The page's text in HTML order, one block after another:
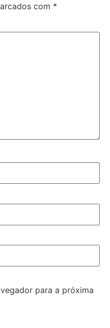
com *
para a próxima